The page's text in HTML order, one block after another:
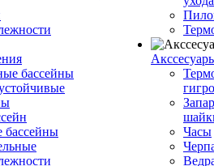
бассейны
бассейны
Часы